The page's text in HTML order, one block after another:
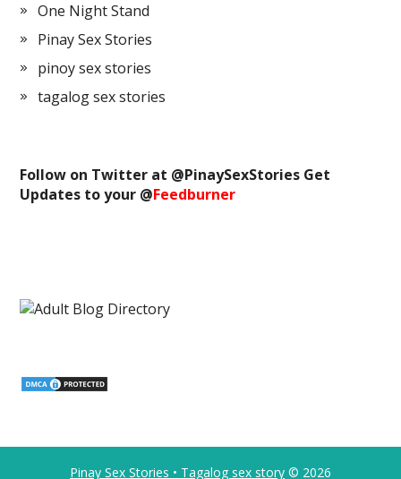
One Night Stand
Pinay Sex Stories
pinoy sex stories
tagalog sex stories
Follow on Twitter at @PinaySexStories Get
Updates to your @Feedburner
Pinay Sex Stories • Tagalog sex story © 2026